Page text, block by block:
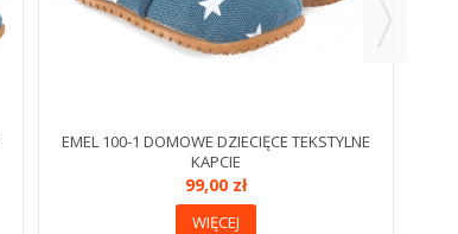
EMEL 100-1 DOMOWE DZIECIĘCE TEKSTYLNE
KAPCIE
99,00 zł
WIĘCEJ